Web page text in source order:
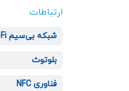
ارتباطات
شبکه بی‌سیم Wi-Fi
بلوتوث
فناوری NFC